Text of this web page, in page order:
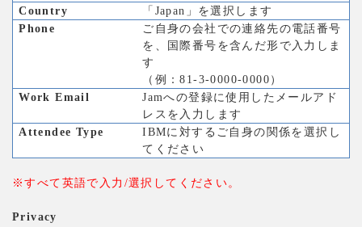
Country 「Japan 」を選択します
Phone
ご自身の会社での連絡先の電話番号
を、国際番号を含んだ形で入力しま
す
（例：81-3-0000-0000 ）
Work Email Jamへの登録に使用したメールアド
レスを入力します
Attendee Type
IBMに対するご自身の関係を選択し
てください
※すべて英語で入力/選択してください。
Privacy